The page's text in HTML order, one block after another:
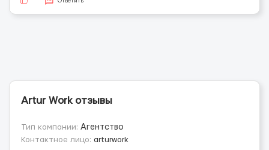
Artur Work отзывы
Тип компании: Агентство
Контактное лицо: arturwork